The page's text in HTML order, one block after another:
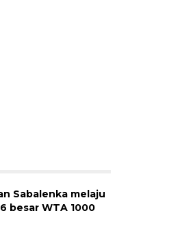
Sabalenka melaju
besar WTA 1000